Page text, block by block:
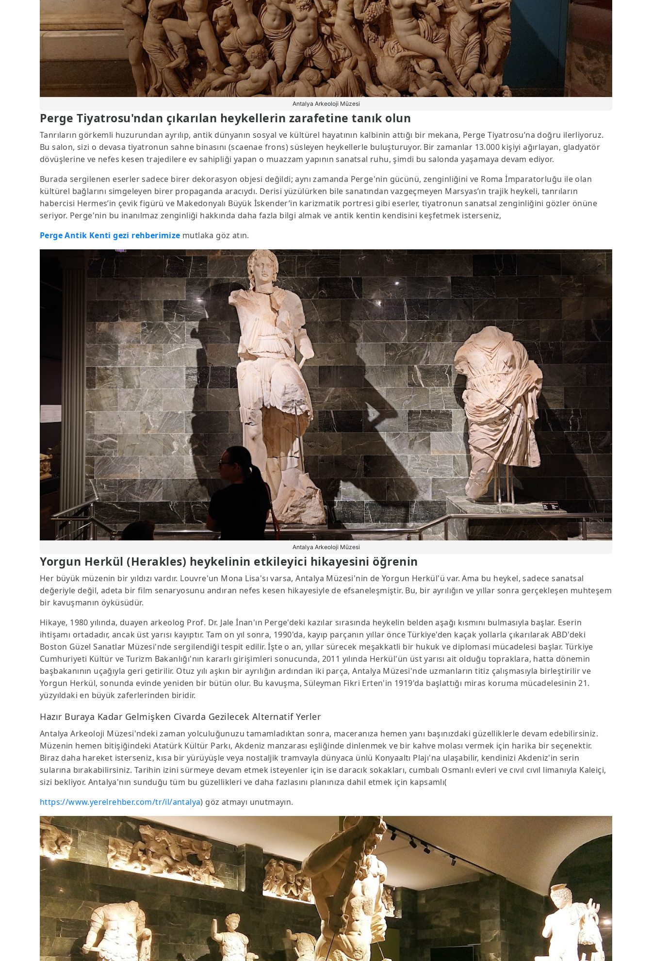
Antalya Arkeoloji Müzesi
Perge Tiyatrosu'ndan çıkarılan heykellerin zarafetine tanık olun
Tanrıların görkemli huzurundan ayrılıp, antik dünyanın sosyal ve kültürel hayatının kalbinin attığı bir mekana, Perge Tiyatrosu’na doğru ilerliyoruz.
Bu salon, sizi o devasa tiyatronun sahne binasını (scaenae frons) süsleyen heykellerle buluşturuyor. Bir zamanlar 13.000 kişiyi ağırlayan, gladyatör
dövüşlerine ve nefes kesen trajedilere ev sahipliği yapan o muazzam yapının sanatsal ruhu, şimdi bu salonda yaşamaya devam ediyor.
Burada sergilenen eserler sadece birer dekorasyon objesi değildi; aynı zamanda Perge'nin gücünü, zenginliğini ve Roma İmparatorluğu ile olan
kültürel bağlarını simgeleyen birer propaganda aracıydı. Derisi yüzülürken bile sanatından vazgeçmeyen Marsyas’ın trajik heykeli, tanrıların
habercisi Hermes’in çevik figürü ve Makedonyalı Büyük İskender’in karizmatik portresi gibi eserler, tiyatronun sanatsal zenginliğini gözler önüne
seriyor. Perge'nin bu inanılmaz zenginliği hakkında daha fazla bilgi almak ve antik kentin kendisini keşfetmek isterseniz,
Perge Antik Kenti gezi rehberimize mutlaka göz atın.
Antalya Arkeoloji Müzesi
Yorgun Herkül (Herakles) heykelinin etkileyici hikayesini öğrenin
Her büyük müzenin bir yıldızı vardır. Louvre'un Mona Lisa'sı varsa, Antalya Müzesi'nin de Yorgun Herkül'ü var. Ama bu heykel, sadece sanatsal
değeriyle değil, adeta bir film senaryosunu andıran nefes kesen hikayesiyle de efsaneleşmiştir. Bu, bir ayrılığın ve yıllar sonra gerçekleşen muhteşem
bir kavuşmanın öyküsüdür.
Hikaye, 1980 yılında, duayen arkeolog Prof. Dr. Jale İnan'ın Perge'deki kazılar sırasında heykelin belden aşağı kısmını bulmasıyla başlar. Eserin
ihtişamı ortadadır, ancak üst yarısı kayıptır. Tam on yıl sonra, 1990'da, kayıp parçanın yıllar önce Türkiye'den kaçak yollarla çıkarılarak ABD'deki
Boston Güzel Sanatlar Müzesi'nde sergilendiği tespit edilir. İşte o an, yıllar sürecek meşakkatli bir hukuk ve diplomasi mücadelesi başlar. Türkiye
Cumhuriyeti Kültür ve Turizm Bakanlığı'nın kararlı girişimleri sonucunda, 2011 yılında Herkül'ün üst yarısı ait olduğu topraklara, hatta dönemin
başbakanının uçağıyla geri getirilir. Otuz yılı aşkın bir ayrılığın ardından iki parça, Antalya Müzesi'nde uzmanların titiz çalışmasıyla birleştirilir ve
Yorgun Herkül, sonunda evinde yeniden bir bütün olur. Bu kavuşma, Süleyman Fikri Erten'in 1919'da başlattığı miras koruma mücadelesinin 21.
yüzyıldaki en büyük zaferlerinden biridir.
Hazır Buraya Kadar Gelmişken Civarda Gezilecek Alternatif Yerler
Antalya Arkeoloji Müzesi'ndeki zaman yolculuğunuzu tamamladıktan sonra, maceranıza hemen yanı başınızdaki güzelliklerle devam edebilirsiniz.
Müzenin hemen bitişiğindeki Atatürk Kültür Parkı, Akdeniz manzarası eşliğinde dinlenmek ve bir kahve molası vermek için harika bir seçenektir.
Biraz daha hareket isterseniz, kısa bir yürüyüşle veya nostaljik tramvayla dünyaca ünlü Konyaaltı Plajı'na ulaşabilir, kendinizi Akdeniz'in serin
sularına bırakabilirsiniz. Tarihin izini sürmeye devam etmek isteyenler için ise daracık sokakları, cumbalı Osmanlı evleri ve cıvıl cıvıl limanıyla Kaleiçi,
sizi bekliyor. Antalya'nın sunduğu tüm bu güzellikleri ve daha fazlasını planınıza dahil etmek için kapsamlı(
https://www.yerelrehber.com/tr/il/antalya) göz atmayı unutmayın.